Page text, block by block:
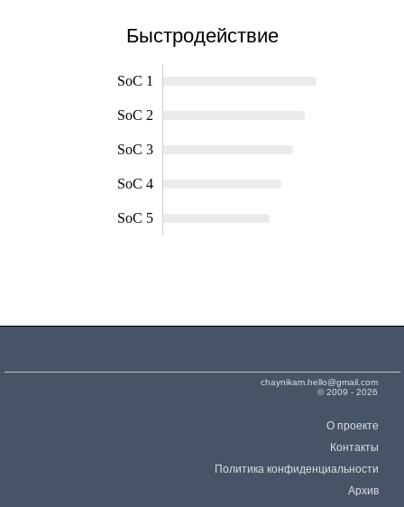
Быстродействие
SoC 1
SoC 2
SoC 3
SoC 4
SoC 5
chaynikam.hello@gmail.com
© 2009 - 2026
О проекте
Контакты
Политика конфиденциальности
Архив